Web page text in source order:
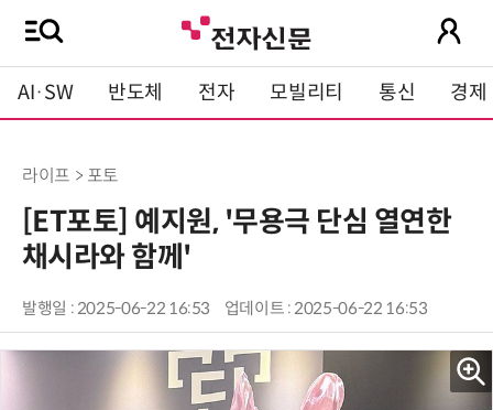
AI·SW 반도체 전자 모빌리티 통신 경제
라이프 > 포토
[ET포토] 예지원, '무용극 단심 열연한
채시라와 함께'
발행일 : 2025-06-22 16:53 업데이트 : 2025-06-22 16:53